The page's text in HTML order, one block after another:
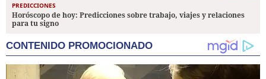
PREDICCIONES
Horóscopo de hoy: Predicciones sobre trabajo, viajes y relaciones
para tu signo
CONTENIDO PROMOCIONADO